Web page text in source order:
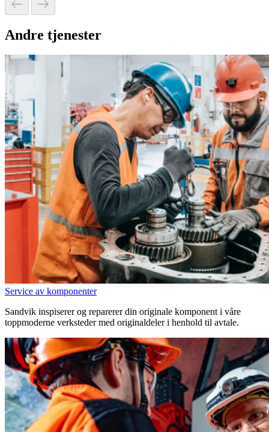
Andre tjenester
Service av komponenter
Sandvik inspiserer og reparerer din originale komponent i våre
toppmoderne verksteder med originaldeler i henhold til avtale.